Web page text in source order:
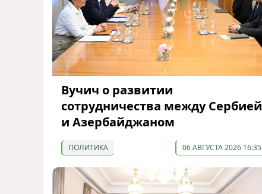
Вучич о развитии
сотрудничества между Сербией
и Азербайджаном
ПОЛИТИКА 06 АВГУСТА 2026 16:35